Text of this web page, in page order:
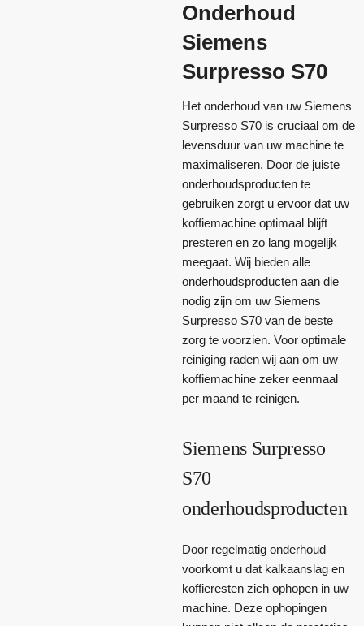
Onderhoud
Siemens
Surpresso S70
Het onderhoud van uw Siemens
Surpresso S70 is cruciaal om de
levensduur van uw machine te
maximaliseren. Door de juiste
onderhoudsproducten te
gebruiken zorgt u ervoor dat uw
koffiemachine optimaal blijft
presteren en zo lang mogelijk
meegaat. Wij bieden alle
onderhoudsproducten aan die
nodig zijn om uw Siemens
Surpresso S70 van de beste
zorg te voorzien. Voor optimale
reiniging raden wij aan om uw
koffiemachine zeker eenmaal
per maand te reinigen.
Siemens Surpresso
S70
onderhoudsproducten
Door regelmatig onderhoud
voorkomt u dat kalkaanslag en
koffieresten zich ophopen in uw
machine. Deze ophopingen